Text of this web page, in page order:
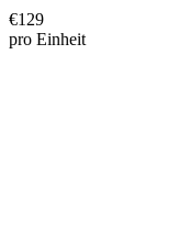
€129
pro Einheit